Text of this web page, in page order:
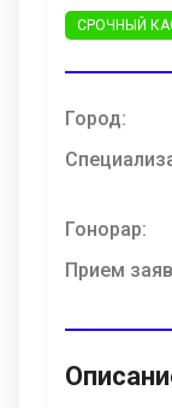
СРОЧНЫЙ
Город:
Гонорар:
Прием